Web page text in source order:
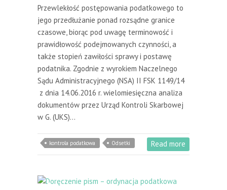
Przewlekłość postępowania podatkowego to
jego przedłużanie ponad rozsądne granice
czasowe, biorąc pod uwagę terminowość i
prawidłowość podejmowanych czynności, a
także stopień zawiłości sprawy i postawę
podatnika. Zgodnie z wyrokiem Naczelnego
Sądu Administracyjnego (NSA) II FSK 1149/14
z dnia 14.06.2016 r. wielomiesięczna analiza
dokumentów przez Urząd Kontroli Skarbowej
w G. (UKS)…
kontrola podatkowa Odsetki Read more